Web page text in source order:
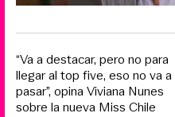
“Va a destacar, pero no para
llegar al top five, eso no va a
pasar”, opina Viviana Nunes
sobre la nueva Miss Chile